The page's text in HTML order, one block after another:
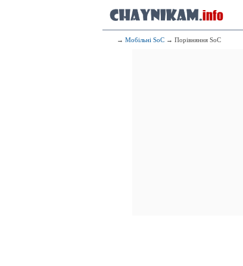
→ Мобільні SoC → Порівняння SoC